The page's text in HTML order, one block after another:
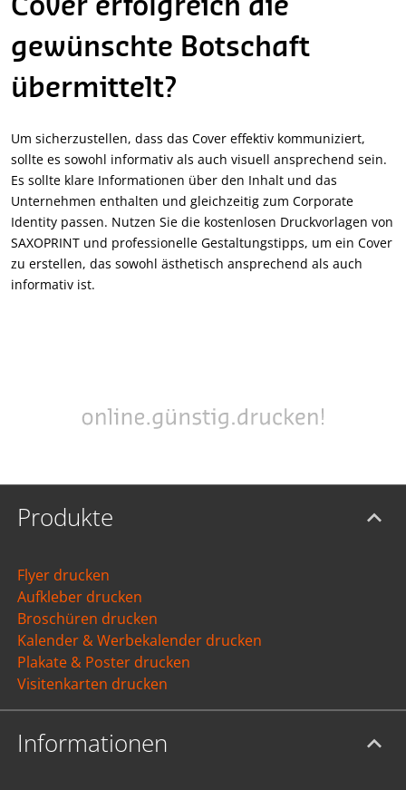
Cover erfolgreich die
gewünschte Botschaft
übermittelt?
Um sicherzustellen, dass das Cover effektiv kommuniziert,
sollte es sowohl informativ als auch visuell ansprechend sein.
Es sollte klare Informationen über den Inhalt und das
Unternehmen enthalten und gleichzeitig zum Corporate
Identity passen. Nutzen Sie die kostenlosen Druckvorlagen von
SAXOPRINT und professionelle Gestaltungstipps, um ein Cover
zu erstellen, das sowohl ästhetisch ansprechend als auch
informativ ist.
Produkte
Flyer drucken
Aufkleber drucken
Broschüren drucken
Kalender & Werbekalender drucken
Plakate & Poster drucken
Visitenkarten drucken
Informationen